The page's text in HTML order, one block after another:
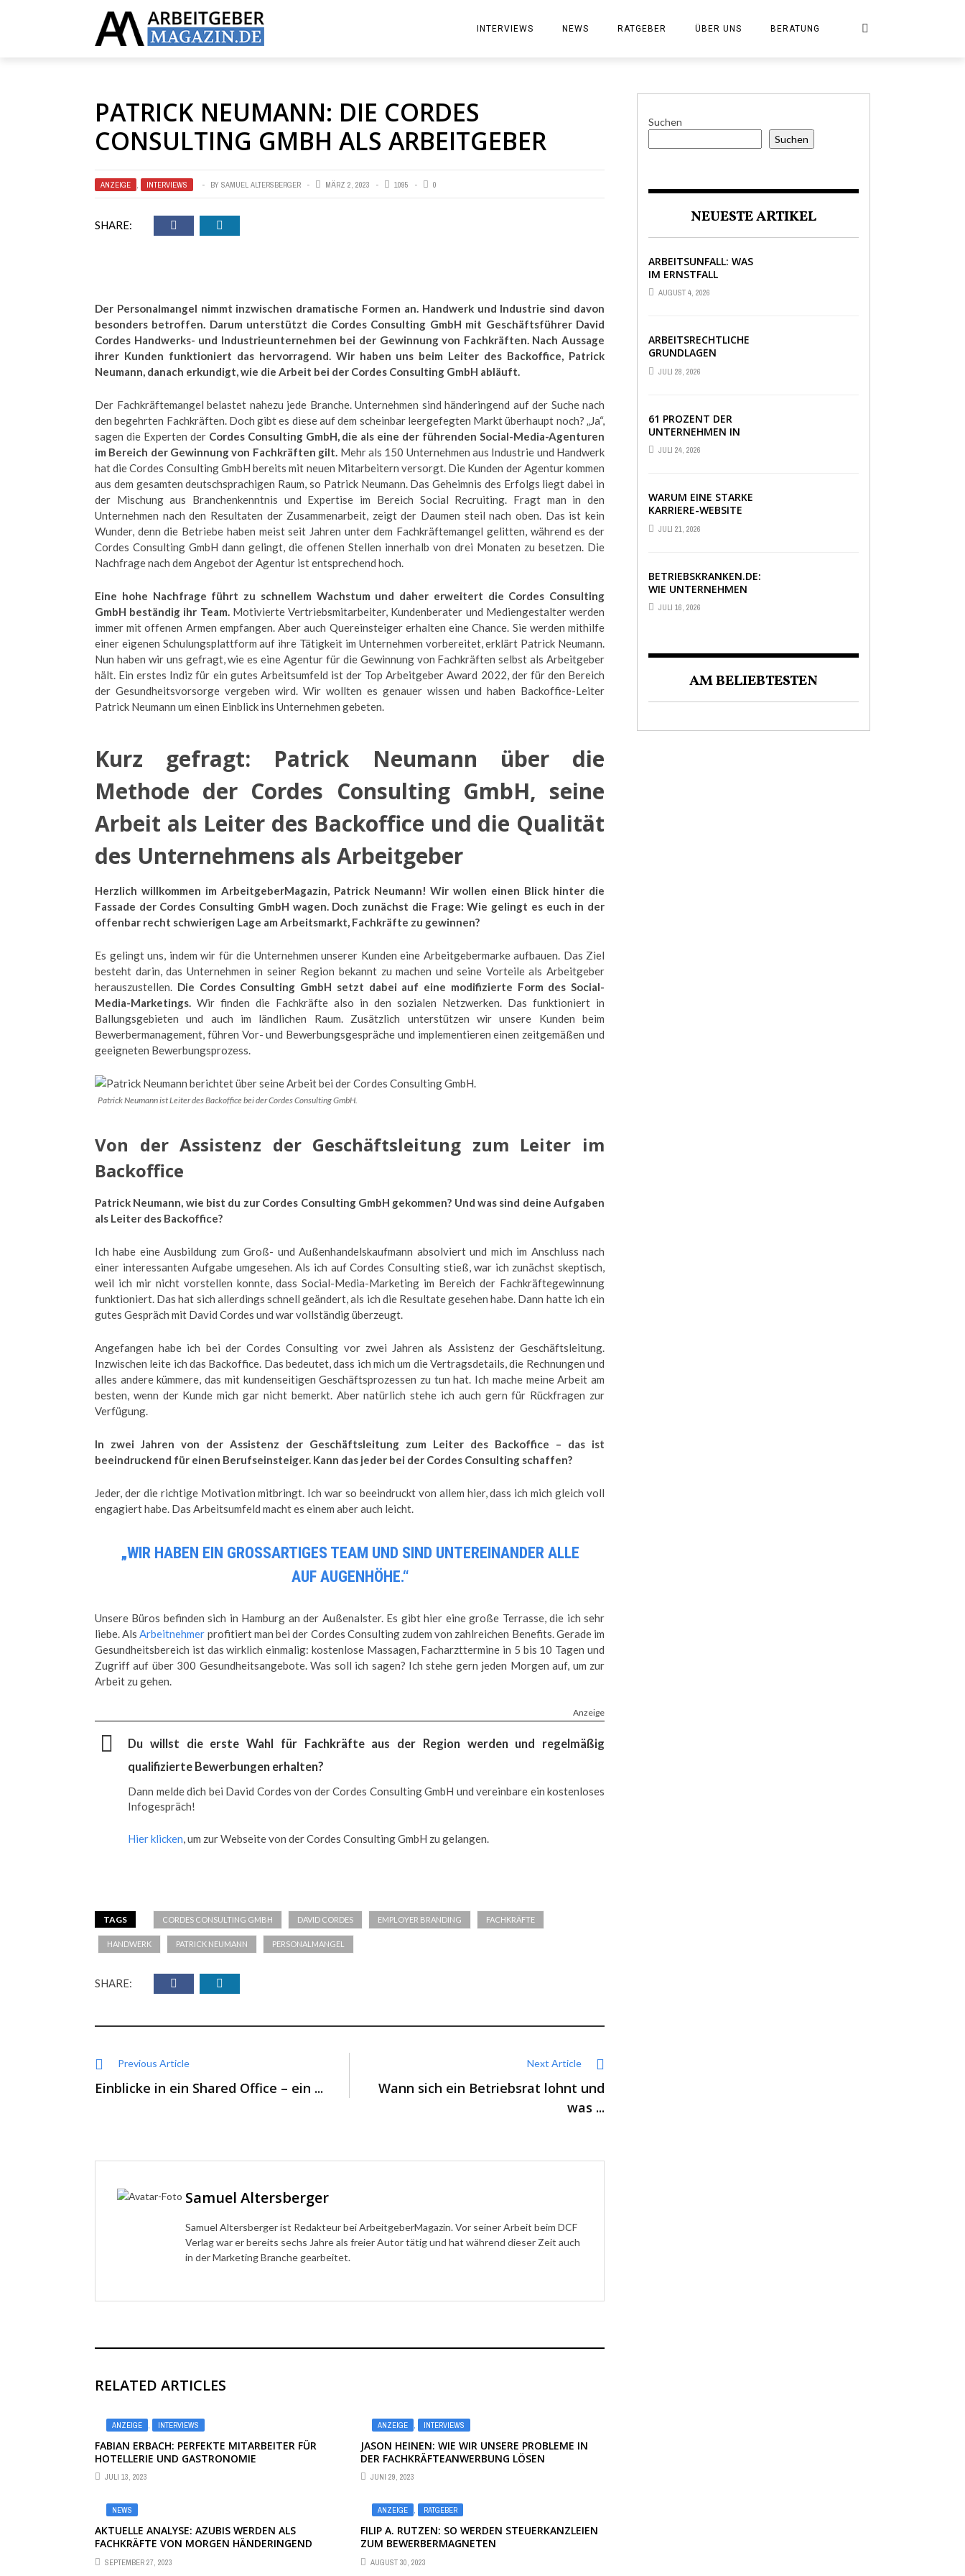
INTERVIEWS NEWS RATGEBER ÜBER UNS BERATUNG
PATRICK NEUMANN: DIE CORDES
CONSULTING GMBH ALS ARBEITGEBER
ANZEIGE , INTERVIEWS BY SAMUEL ALTERSBERGER MÄRZ 2, 2023 1095 0
SHARE:
Der Personalmangel nimmt inzwischen dramatische Formen an. Handwerk und Industrie sind davon
besonders betroffen. Darum unterstützt die Cordes Consulting GmbH mit Geschäftsführer David
Cordes Handwerks- und Industrieunternehmen bei der Gewinnung von Fachkräften. Nach Aussage
ihrer Kunden funktioniert das hervorragend. Wir haben uns beim Leiter des Backoffice, Patrick
Neumann, danach erkundigt, wie die Arbeit bei der Cordes Consulting GmbH abläuft.
Der Fachkräftemangel belastet nahezu jede Branche. Unternehmen sind händeringend auf der Suche nach
den begehrten Fachkräften. Doch gibt es diese auf dem scheinbar leergefegten Markt überhaupt noch? „Ja“,
sagen die Experten der Cordes Consulting GmbH, die als eine der führenden Social-Media-Agenturen
im Bereich der Gewinnung von Fachkräften gilt. Mehr als 150 Unternehmen aus Industrie und Handwerk
hat die Cordes Consulting GmbH bereits mit neuen Mitarbeitern versorgt. Die Kunden der Agentur kommen
aus dem gesamten deutschsprachigen Raum, so Patrick Neumann. Das Geheimnis des Erfolgs liegt dabei in
der Mischung aus Branchenkenntnis und Expertise im Bereich Social Recruiting. Fragt man in den
Unternehmen nach den Resultaten der Zusammenarbeit, zeigt der Daumen steil nach oben. Das ist kein
Wunder, denn die Betriebe haben meist seit Jahren unter dem Fachkräftemangel gelitten, während es der
Cordes Consulting GmbH dann gelingt, die offenen Stellen innerhalb von drei Monaten zu besetzen. Die
Nachfrage nach dem Angebot der Agentur ist entsprechend hoch.
Eine hohe Nachfrage führt zu schnellem Wachstum und daher erweitert die Cordes Consulting
GmbH beständig ihr Team.Motivierte Vertriebsmitarbeiter, Kundenberater und Mediengestalter werden
immer mit offenen Armen empfangen. Aber auch Quereinsteiger erhalten eine Chance. Sie werden mithilfe
einer eigenen Schulungsplattform auf ihre Tätigkeit im Unternehmen vorbereitet, erklärt Patrick Neumann.
Nun haben wir uns gefragt, wie es eine Agentur für die Gewinnung von Fachkräften selbst als Arbeitgeber
hält. Ein erstes Indiz für ein gutes Arbeitsumfeld ist der Top Arbeitgeber Award 2022, der für den Bereich
der Gesundheitsvorsorge vergeben wird. Wir wollten es genauer wissen und haben Backoffice-Leiter
Patrick Neumann um einen Einblick ins Unternehmen gebeten.
Kurz gefragt: Patrick Neumann über die
Methode der Cordes Consulting GmbH, seine
Arbeit als Leiter des Backoffice und die Qualität
des Unternehmens als Arbeitgeber
Herzlich willkommen im ArbeitgeberMagazin, Patrick Neumann! Wir wollen einen Blick hinter die
Fassade der Cordes Consulting GmbH wagen. Doch zunächst die Frage: Wie gelingt es euch in der
offenbar recht schwierigen Lage am Arbeitsmarkt, Fachkräfte zu gewinnen?
Es gelingt uns, indem wir für die Unternehmen unserer Kunden eine Arbeitgebermarke aufbauen. Das Ziel
besteht darin, das Unternehmen in seiner Region bekannt zu machen und seine Vorteile als Arbeitgeber
herauszustellen. Die Cordes Consulting GmbH setzt dabei auf eine modifizierte Form des Social-
Media-Marketings. Wir finden die Fachkräfte also in den sozialen Netzwerken. Das funktioniert in
Ballungsgebieten und auch im ländlichen Raum. Zusätzlich unterstützen wir unsere Kunden beim
Bewerbermanagement, führen Vor- und Bewerbungsgespräche und implementieren einen zeitgemäßen und
geeigneten Bewerbungsprozess.
Patrick Neumann ist Leiter des Backoffice bei der Cordes Consulting GmbH.
Von der Assistenz der Geschäftsleitung zum Leiter im
Backoffice
Patrick Neumann, wie bist du zur Cordes Consulting GmbH gekommen? Und was sind deine Aufgaben
als Leiter des Backoffice?
Ich habe eine Ausbildung zum Groß- und Außenhandelskaufmann absolviert und mich im Anschluss nach
einer interessanten Aufgabe umgesehen. Als ich auf Cordes Consulting stieß, war ich zunächst skeptisch,
weil ich mir nicht vorstellen konnte, dass Social-Media-Marketing im Bereich der Fachkräftegewinnung
funktioniert. Das hat sich allerdings schnell geändert, als ich die Resultate gesehen habe. Dann hatte ich ein
gutes Gespräch mit David Cordes und war vollständig überzeugt.
Angefangen habe ich bei der Cordes Consulting vor zwei Jahren als Assistenz der Geschäftsleitung.
Inzwischen leite ich das Backoffice. Das bedeutet, dass ich mich um die Vertragsdetails, die Rechnungen und
alles andere kümmere, das mit kundenseitigen Geschäftsprozessen zu tun hat. Ich mache meine Arbeit am
besten, wenn der Kunde mich gar nicht bemerkt. Aber natürlich stehe ich auch gern für Rückfragen zur
Verfügung.
In zwei Jahren von der Assistenz der Geschäftsleitung zum Leiter des Backoffice – das ist
beeindruckend für einen Berufseinsteiger. Kann das jeder bei der Cordes Consulting schaffen?
Jeder, der die richtige Motivation mitbringt. Ich war so beeindruckt von allem hier, dass ich mich gleich voll
engagiert habe. Das Arbeitsumfeld macht es einem aber auch leicht.
„WIR HABEN EIN GROSSARTIGES TEAM UND SIND UNTEREINANDER ALLE A
UF AUGENHÖHE.“
Unsere Büros befinden sich in Hamburg an der Außenalster. Es gibt hier eine große Terrasse, die ich sehr
liebe. AlsArbeitnehmer profitiert man bei der Cordes Consulting zudem von zahlreichen Benefits. Gerade im
Gesundheitsbereich ist das wirklich einmalig: kostenlose Massagen, Facharzttermine in 5 bis 10 Tagen und
Zugriff auf über 300 Gesundheitsangebote. Was soll ich sagen? Ich stehe gern jeden Morgen auf, um zur
Arbeit zu gehen.
Anzeige
Du willst die erste Wahl für Fachkräfte aus der Region werden und regelmäßig
qualifizierte Bewerbungen erhalten?
Dann melde dich bei David Cordes von der Cordes Consulting GmbH und vereinbare ein kostenloses
Infogespräch!
Hier klicken, um zur Webseite von der Cordes Consulting GmbH zu gelangen.
TAGS CORDES CONSULTING GMBH DAVID CORDES EMPLOYER BRANDING FACHKRÄFTE
HANDWERK PATRICK NEUMANN PERSONALMANGEL
SHARE:
Previous Article
Einblicke in ein Shared Office – ein ...
Next Article
Wann sich ein Betriebsrat lohnt und
was ...
Samuel Altersberger
Samuel Altersberger ist Redakteur bei ArbeitgeberMagazin. Vor seiner Arbeit beim DCF
Verlag war er bereits sechs Jahre als freier Autor tätig und hat während dieser Zeit auch
in der Marketing Branche gearbeitet.
RELATED ARTICLES
ANZEIGE , INTERVIEWS
FABIAN ERBACH: PERFEKTE MITARBEITER FÜR
HOTELLERIE UND GASTRONOMIE
JULI 13, 2023
ANZEIGE , INTERVIEWS
JASON HEINEN: WIE WIR UNSERE PROBLEME IN
DER FACHKRÄFTEANWERBUNG LÖSEN
JUNI 29, 2023
NEWS
AKTUELLE ANALYSE: AZUBIS WERDEN ALS
FACHKRÄFTE VON MORGEN HÄNDERINGEND
GESUCHT
SEPTEMBER 27, 2023
ANZEIGE , RATGEBER
FILIP A. RUTZEN: SO WERDEN STEUERKANZLEIEN
ZUM BEWERBERMAGNETEN
AUGUST 30, 2023
Suchen
Suchen
NEUESTE ARTIKEL
ARBEITSUNFALL: WAS
IM ERNSTFALL
WIRKLICH ZÄHLT
AUGUST 4, 2026
ARBEITSRECHTLICHE
GRUNDLAGEN
VERSTÄNDLICH
ERKLÄRT: DAS
JULI 28, 2026
61 PROZENT DER
UNTERNEHMEN IN
DEUTSCHLAND
ERLEBEN EINE PHASE
NSICHERHEIT
JULI 24, 2026
WARUM EINE STARKE
KARRIERE-WEBSITE
HEUTE ÜBER
BEWERBUNGEN
JULI 21, 2026
BETRIEBSKRANKEN.DE:
WIE UNTERNEHMEN
IHRE MITARBEITER
DANK PKV-STATUS
JULI 16, 2026
AM BELIEBTESTEN